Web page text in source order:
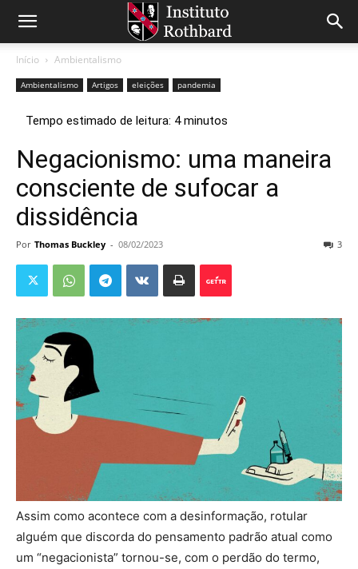
Início Ambientalismo
Ambientalismo Artigos eleições pandemia
Negacionismo: uma maneira
consciente de sufocar a
dissidência
Por Thomas Buckley - 08/02/2023 3
Assim como acontece com a desinformação, rotular
alguém que discorda do pensamento padrão atual como
um “negacionista” tornou-se, com o perdão do termo,